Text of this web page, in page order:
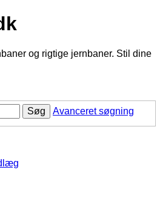
og rigtige jernbaner. Stil dine
Søg Avanceret søgning